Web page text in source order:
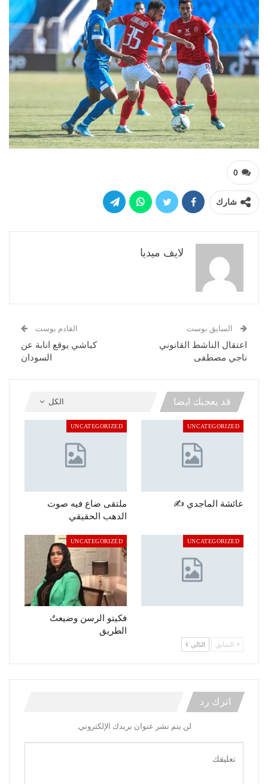
0
شارك
لايف ميديا
السابق بوست
اعتقال الناشط القانوني
ناجي مصطفى
القادم بوست
كباشي يوقع انابة عن
السودان
الكل قد يعجبك ايضا
UNCATEGORIZED
عائشة الماجدي ✍️
UNCATEGORIZED
ملتقى ضاع فيه صوت
الدهب الحقيقي
UNCATEGORIZED
UNCATEGORIZED
فكيتو الرسن وضيعتٌ
الطريق
السابق التالي
اترك رد
لن يتم نشر عنوان بريدك الإلكتروني.